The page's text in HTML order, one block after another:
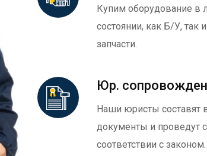
Купим оборудование в
состоянии, как Б/У, так
запчасти.
Юр.
Наши юристы составят
документы и проведут
соответствии с законом.